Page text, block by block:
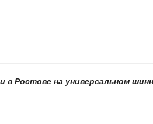
Ростове на универсальном